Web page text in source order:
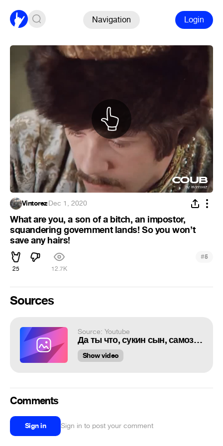
Navigation Login
Vintorez·Dec 1, 2020
What are you, a son of a bitch, an impostor,
squandering government lands! So you won’t
save any hairs!
25 12.7K
#5
Sources
Source: Youtube
Да ты что, сукин сын, самозванец, казённые земли разбазариваешь! Так никаких волостей не напасёшься!
Show video
Comments
Sign in Sign in to post your comment